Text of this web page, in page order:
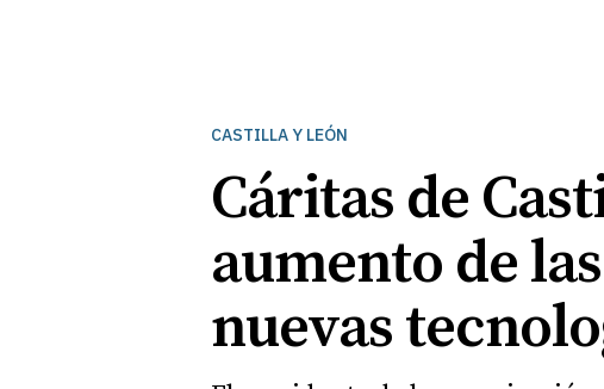
CASTILLA Y LEÓN
Cáritas de
aumento de
nuevas